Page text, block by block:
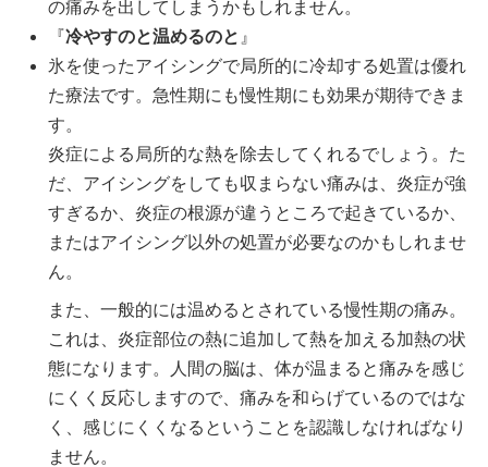
の痛みを出してしまうかもしれません。
『冷やすのと温めるのと 』
氷を使ったアイシングで局所的に冷却する処置は優れ
た療法です。急性期にも慢性期にも効果が期待できま
す。
炎症による局所的な熱を除去してくれるでしょう。た
だ、アイシングをしても収まらない痛みは、炎症が強
すぎるか、炎症の根源が違うところで起きているか、
またはアイシング以外の処置が必要なのかもしれませ
ん。
また、一般的には温めるとされている慢性期の痛み。
これは、炎症部位の熱に追加して熱を加える加熱の状
態になります。人間の脳は、体が温まると痛みを感じ
にくく反応しますので、痛みを和らげているのではな
く、感じにくくなるということを認識しなければなり
ません。